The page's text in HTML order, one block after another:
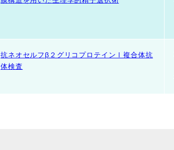
抗ネオセルフβ２グリコプロテインⅠ複合体抗
体検査